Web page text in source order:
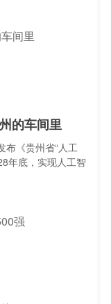
的车间里
布《贵州省“人工
年底，实现人工智